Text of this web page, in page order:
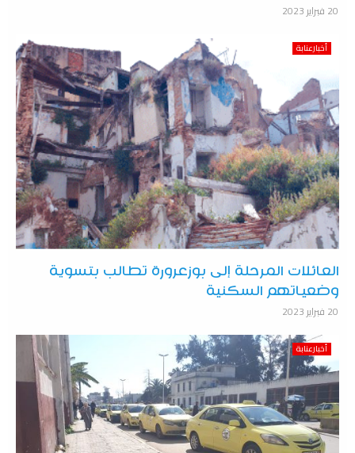
20 فبراير 2023
أخبارعنابة
العائلات المرحلة إلى بوزعرورة تطالب بتسوية
وضعياتهم السكنية
20 فبراير 2023
أخبارعنابة